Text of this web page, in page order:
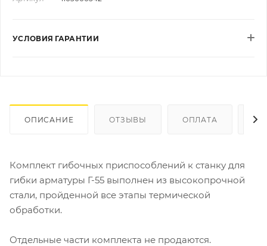
УСЛОВИЯ ГАРАНТИИ
ОПИСАНИЕ ОТЗЫВЫ ОПЛАТА
Комплект гибочных приспособлений к станку для
гибки арматуры Г-55 выполнен из высокопрочной
стали, пройденной все этапы термической
обработки.
Отдельные части комплекта не продаются.